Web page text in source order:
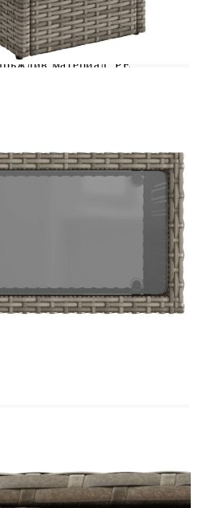
многофункционална
за да се насладите на
със семейството и
задния двор или на
материал: PE
на атмосферни
Плотът на външната
и издръжливо
улеснява почистването с
нотка елегантност към
и стабилна
с прахово покритие
мебел е здрава и
употреба на открито.
сте сигурни, че вашите
красиви, ви
с водоустойчиво
крачета